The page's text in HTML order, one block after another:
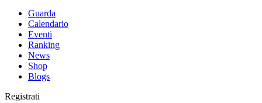
Guarda
Calendario
Eventi
Ranking
News
Shop
Blogs
Registrati